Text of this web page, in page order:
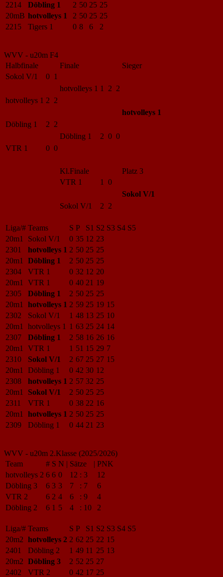
2214
Döbling 1 2 50 25 25
20mB hotvolleys 1 2 50 25 25
2215
Tigers 1 0 8 6 2
WVV - u20m F4
Halbfinale
Finale
Sieger
Sokol V/1
0 1
hotvolleys 1 1 2 2
hotvolleys 1 2 2
hotvolleys 1
Döbling 1
2 2
Döbling 1
2 0 0
VTR 1
0 0
Kl.Finale
Platz 3
VTR 1
1 0
Sokol V/1
Sokol V/1
2 2
Liga/# Teams S P S1 S2 S3 S4 S5
20m1
Sokol V/1 0 35 12 23
2301
hotvolleys 1 2 50 25 25
20m1
Döbling 1 2 50 25 25
2304
VTR 1 0 32 12 20
20m1
VTR 1 0 40 21 19
2305
Döbling 1 2 50 25 25
20m1
hotvolleys 1 2 59 25 19 15
2302
Sokol V/1 1 48 13 25 10
20m1
hotvolleys 1 1 63 25 24 14
2307
Döbling 1 2 58 16 26 16
20m1
VTR 1 1 51 15 29 7
2310
Sokol V/1 2 67 25 27 15
20m1
Döbling 1 0 42 30 12
2308
hotvolleys 1 2 57 32 25
20m1
Sokol V/1 2 50 25 25
2311
VTR 1 0 38 22 16
20m1
hotvolleys 1 2 50 25 25
2309
Döbling 1 0 44 21 23
WVV - u20m 2.Klasse (2025/2026)
Team
# S N | Sätze | PNK
hotvolleys 2 6 6 0 12 : 3
12
Döbling 3
6 3 3 7 : 7
6
VTR 2
6 2 4 6 : 9
4
Döbling 2
6 1 5 4 : 10 2
Liga/# Teams S P S1 S2 S3 S4 S5
20m2 hotvolleys 2 2 62 25 22 15
2401
Döbling 2 1 49 11 25 13
20m2 Döbling 3 2 52 25 27
2402
VTR 2 0 42 17 25